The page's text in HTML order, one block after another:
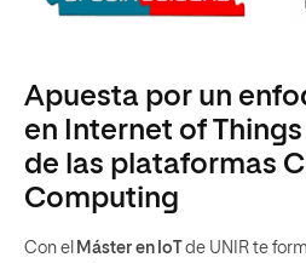
Apuesta por un
en Internet of
de las plataformas
Computing
Con el Máster en IoT
de UNIR te